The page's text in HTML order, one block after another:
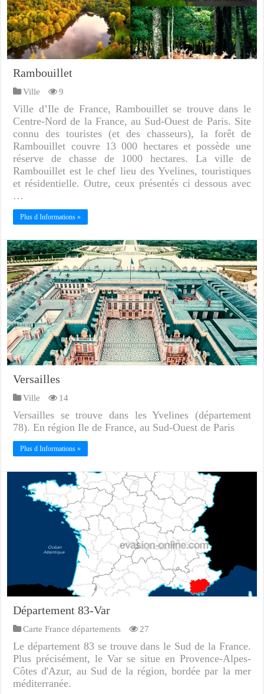
Rambouillet
Ville 9
Ville d’Ile de France, Rambouillet se trouve dans le
Centre-Nord de la France, au Sud-Ouest de Paris. Site
connu des touristes (et des chasseurs), la forêt de
Rambouillet couvre 13 000 hectares et possède une
réserve de chasse de 1000 hectares. La ville de
Rambouillet est le chef lieu des Yvelines, touristiques
et résidentielle. Outre, ceux présentés ci dessous avec
…
Plus d Informations »
Versailles
Ville 14
Versailles se trouve dans les Yvelines (département
78). En région Ile de France, au Sud-Ouest de Paris
Plus d Informations »
Département 83-Var
Carte France départements 27
Le département 83 se trouve dans le Sud de la France.
Plus précisément, le Var se situe en Provence-Alpes-
Côtes d'Azur, au Sud de la région, bordée par la mer
méditerranée.